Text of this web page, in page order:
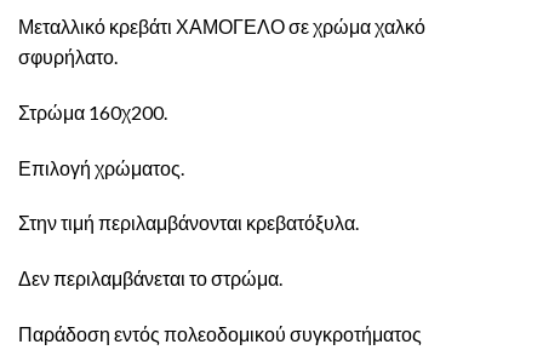
Μεταλλικό κρεβάτι ΧΑΜΟΓΕΛΟ σε χρώμα χαλκό
σφυρήλατο.
Στρώμα 160χ200.
Επιλογή χρώματος.
Στην τιμή περιλαμβάνονται κρεβατόξυλα.
Δεν περιλαμβάνεται το στρώμα.
Παράδοση εντός πολεοδομικού συγκροτήματος